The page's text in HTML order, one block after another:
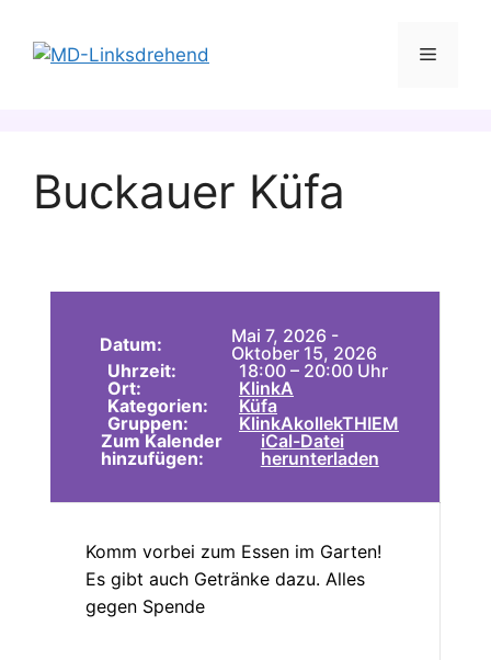
Inhalt
springen
Menü
Buckauer Küfa
Datum:
Mai 7, 2026 -
Oktober 15, 2026
Uhrzeit:
18:00 – 20:00 Uhr
Ort:
KlinkA
Kategorien:
Küfa
Gruppen:
KlinkAkollekTHIEM
Zum Kalender
hinzufügen:
iCal-Datei
herunterladen
Komm vorbei zum Essen im Garten!
Es gibt auch Getränke dazu. Alles
gegen Spende